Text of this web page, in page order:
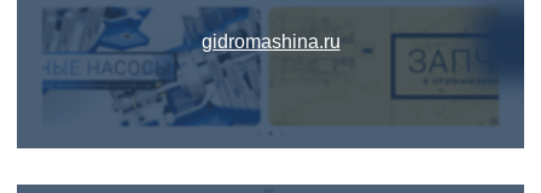
gidromashina.ru